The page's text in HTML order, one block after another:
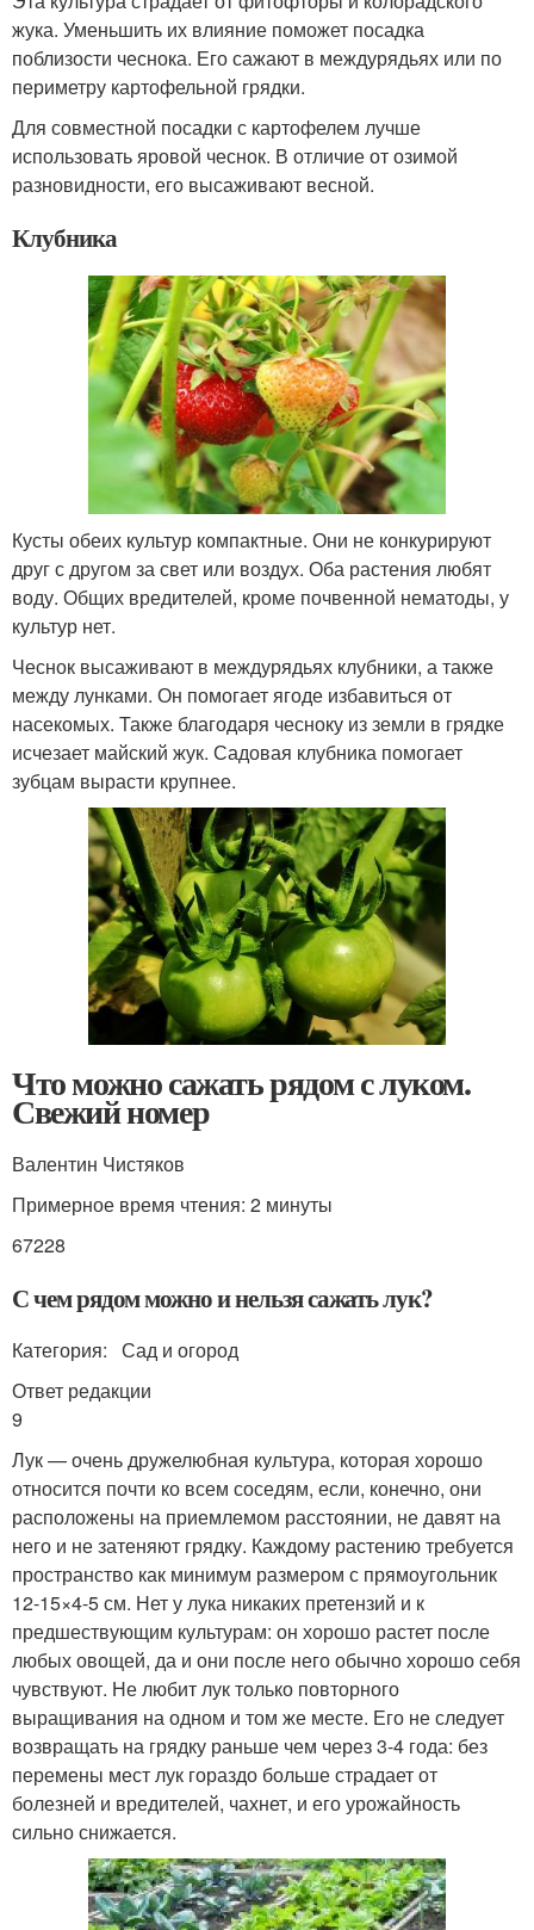
жука. Уменьшить их влияние поможет посадка
поблизости чеснока. Его сажают в междурядьях или по
периметру картофельной грядки.
Для совместной посадки с картофелем лучше
использовать яровой чеснок. В отличие от озимой
разновидности, его высаживают весной.
Клубника
Кусты обеих культур компактные. Они не конкурируют
друг с другом за свет или воздух. Оба растения любят
воду. Общих вредителей, кроме почвенной нематоды, у
культур нет.
Чеснок высаживают в междурядьях клубники, а также
между лунками. Он помогает ягоде избавиться от
насекомых. Также благодаря чесноку из земли в грядке
исчезает майский жук. Садовая клубника помогает
зубцам вырасти крупнее.
Что можно сажать рядом с луком.
Свежий номер
Валентин Чистяков
Примерное время чтения: 2 минуты
67228
С чем рядом можно и нельзя сажать лук?
Категория: Сад и огород
Ответ редакции
9
Лук — очень дружелюбная культура, которая хорошо
относится почти ко всем соседям, если, конечно, они
расположены на приемлемом расстоянии, не давят на
него и не затеняют грядку. Каждому растению требуется
пространство как минимум размером с прямоугольник
12-15×4-5 см. Нет у лука никаких претензий и к
предшествующим культурам: он хорошо растет после
любых овощей, да и они после него обычно хорошо себя
чувствуют. Не любит лук только повторного
выращивания на одном и том же месте. Его не следует
возвращать на грядку раньше чем через 3-4 года: без
перемены мест лук гораздо больше страдает от
болезней и вредителей, чахнет, и его урожайность
сильно снижается.